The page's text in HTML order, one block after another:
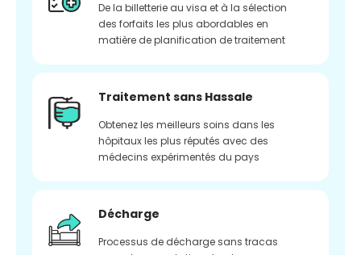
De la billetterie au visa et à la sélection
des forfaits les plus abordables en
matière de planification de traitement
Traitement sans Hassale
Obtenez les meilleurs soins dans les
hôpitaux les plus réputés avec des
médecins expérimentés du pays
Décharge
Processus de décharge sans tracas